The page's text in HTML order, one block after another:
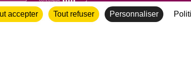
accepter Tout refuser Personnaliser